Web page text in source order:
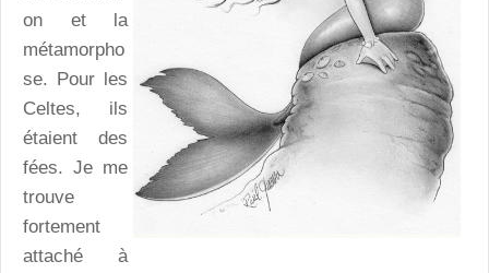
on et la
métamorpho
se. Pour les
Celtes, ils
étaient des
fées. Je me
trouve
fortement
attaché à